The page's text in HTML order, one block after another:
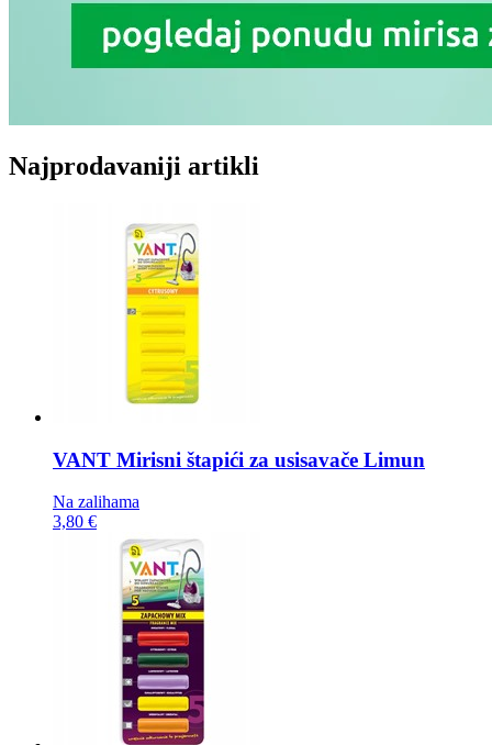
Najprodavaniji artikli
VANT Mirisni štapići za usisavače Limun
Na zalihama
3,80 €